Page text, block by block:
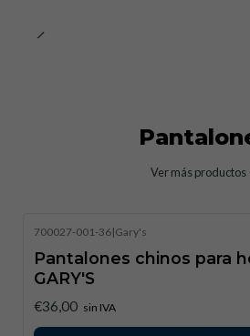
Ver más productos
700027-001-36|Gary's
Pantalones chinos para
GARY'S
€36,00 sin IVA